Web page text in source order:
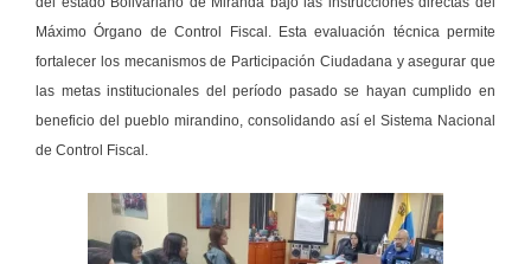
Máximo Órgano de Control Fiscal. Esta evaluación técnica permite
fortalecer los mecanismos de Participación Ciudadana y asegurar que
las metas institucionales del período pasado se hayan cumplido en
beneficio del pueblo mirandino, consolidando así el Sistema Nacional
de Control Fiscal.